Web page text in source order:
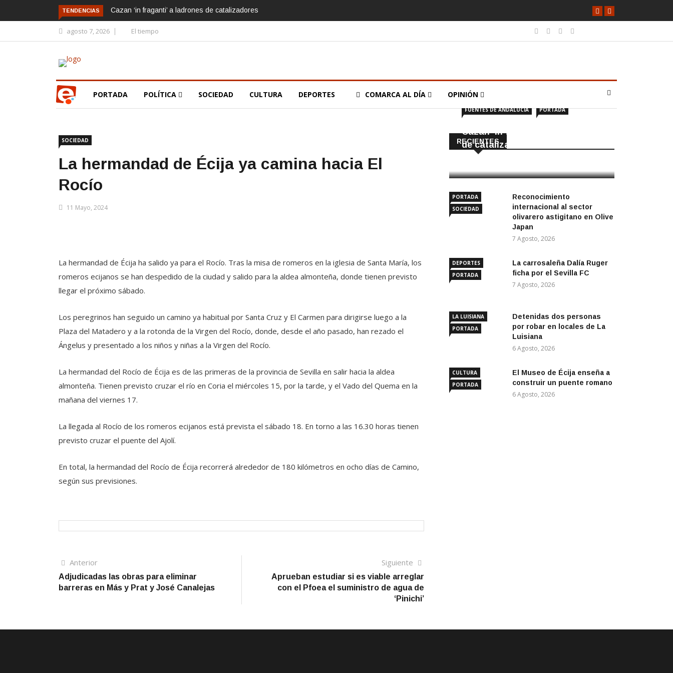
TENDENCIAS Cazan ‘in fraganti’ a ladrones de catalizadores
agosto 7, 2026 El tiempo
PORTADA POLÍTICA SOCIEDAD CULTURA DEPORTES COMARCA AL DÍA OPINIÓN
SOCIEDAD
La hermandad de Écija ya camina hacia El
Rocío
11 Mayo, 2024
La hermandad de Écija ha salido ya para el Rocío. Tras la misa de romeros en la iglesia de Santa María, los
romeros ecijanos se han despedido de la ciudad y salido para la aldea almonteña, donde tienen previsto
llegar el próximo sábado.
Los peregrinos han seguido un camino ya habitual por Santa Cruz y El Carmen para dirigirse luego a la
Plaza del Matadero y a la rotonda de la Virgen del Rocío, donde, desde el año pasado, han rezado el
Ángelus y presentado a los niños y niñas a la Virgen del Rocío.
La hermandad del Rocío de Écija es de las primeras de la provincia de Sevilla en salir hacia la aldea
almonteña. Tienen previsto cruzar el río en Coria el miércoles 15, por la tarde, y el Vado del Quema en la
mañana del viernes 17.
La llegada al Rocío de los romeros ecijanos está prevista el sábado 18. En torno a las 16.30 horas tienen
previsto cruzar el puente del Ajolí.
En total, la hermandad del Rocío de Écija recorrerá alrededor de 180 kilómetros en ocho días de Camino,
según sus previsiones.
Navegación
de
AnteriorArtículo
anterior
Adjudicadas las obras para eliminar
barreras en Más y Prat y José Canalejas
Siguiente
Aprueban estudiar si es viable arreglar
con el Pfoea el suministro de agua de
‘Pinichi’
RECIENTES
FUENTES DE ANDALUCÍA PORTADA
Cazan ‘in fraganti’ a ladrones
de catalizadores
PORTADA
SOCIEDAD
Reconocimiento
internacional al sector
olivarero astigitano en Olive
Japan
7 Agosto, 2026
DEPORTES
PORTADA
La carrosaleña Dalía Ruger
ficha por el Sevilla FC
7 Agosto, 2026
LA LUISIANA
PORTADA
Detenidas dos personas
por robar en locales de La
Luisiana
6 Agosto, 2026
CULTURA
PORTADA
El Museo de Écija enseña a
construir un puente romano
6 Agosto, 2026